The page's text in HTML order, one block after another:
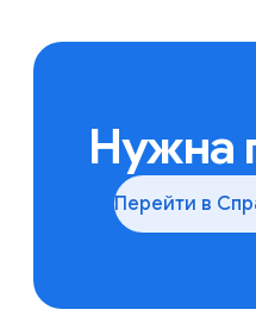
Нужна
Перейти в